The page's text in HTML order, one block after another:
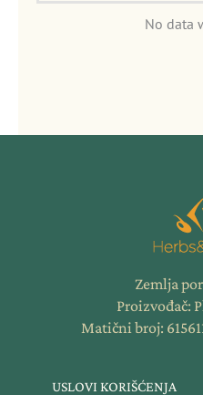
No data
Zemlja
Proizvođač:
Matični broj:
USLOVI KORIŠĆENJA